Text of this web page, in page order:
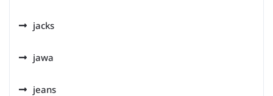
jacks
jawa
jeans